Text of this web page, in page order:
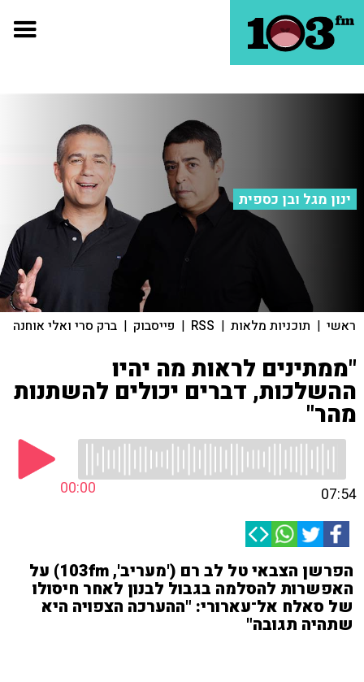
ינון מגל ובן כספית
ראשי | תוכניות מלאות |
RSS
| פייסבוק | ברק סרי ואלי אוחנה
"ממתינים לראות מה יהיו
ההשלכות, דברים יכולים להשתנות
מהר"
00:00 07:54
הפרשן הצבאי טל לב רם ('מעריב', 103fm) על
האפשרות להסלמה בגבול לבנון לאחר חיסולו
של סאלח אל־עארורי: "ההערכה הצפויה היא
שתהיה תגובה"